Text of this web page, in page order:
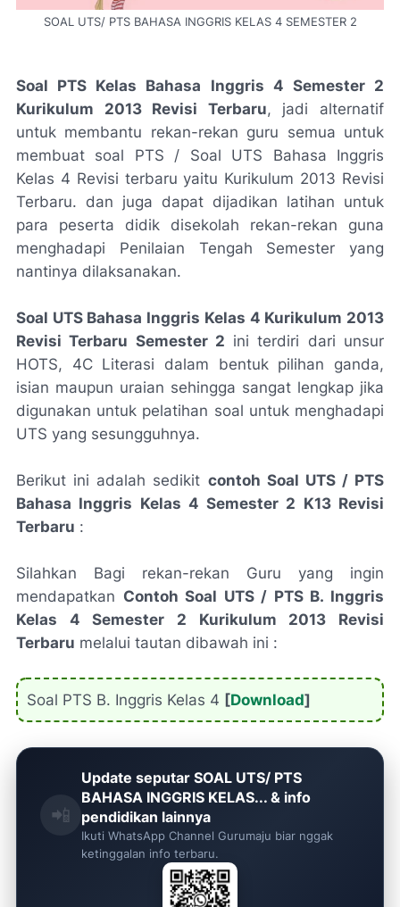
SOAL UTS/ PTS BAHASA INGGRIS KELAS 4 SEMESTER 2
Soal PTS Kelas Bahasa Inggris 4 Semester 2
Kurikulum 2013 Revisi Terbaru, jadi alternatif
untuk membantu rekan-rekan guru semua untuk
membuat soal PTS / Soal UTS Bahasa Inggris
Kelas 4 Revisi terbaru yaitu Kurikulum 2013 Revisi
Terbaru. dan juga dapat dijadikan latihan untuk
para peserta didik disekolah rekan-rekan guna
menghadapi Penilaian Tengah Semester yang
nantinya dilaksanakan.
Soal UTS Bahasa Inggris Kelas 4 Kurikulum 2013
Revisi Terbaru Semester 2 ini terdiri dari unsur
HOTS, 4C Literasi dalam bentuk pilihan ganda,
isian maupun uraian sehingga sangat lengkap jika
digunakan untuk pelatihan soal untuk menghadapi
UTS yang sesungguhnya.
Berikut ini adalah sedikit contoh Soal UTS / PTS
Bahasa Inggris Kelas 4 Semester 2 K13 Revisi
Terbaru :
Silahkan Bagi rekan-rekan Guru yang ingin
mendapatkan Contoh Soal UTS / PTS B. Inggris
Kelas 4 Semester 2 Kurikulum 2013 Revisi
Terbaru melalui tautan dibawah ini :
Soal PTS B. Inggris Kelas 4 [Download]
📲
Update seputar SOAL UTS/ PTS
BAHASA INGGRIS KELAS... & info
pendidikan lainnya
Ikuti WhatsApp Channel Gurumaju biar nggak
ketinggalan info terbaru.